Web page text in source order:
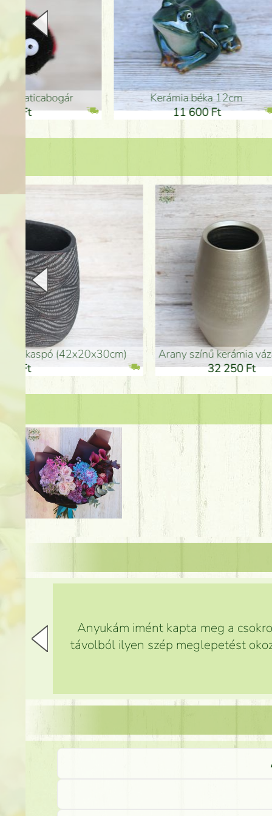
Kerámia béka 12cm
11 600 Ft
arany színű kerámia váza (40x26cm)
hosszú arany színű
46
Anyukám imént kapta meg a
távolból ilyen szép meglepetést